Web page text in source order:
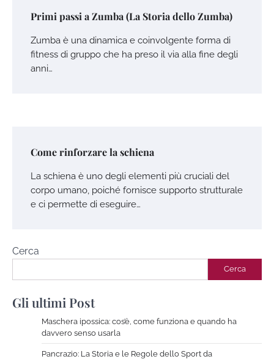
Primi passi a Zumba (La Storia dello Zumba)
Zumba è una dinamica e coinvolgente forma di
fitness di gruppo che ha preso il via alla fine degli
anni…
Come rinforzare la schiena
La schiena è uno degli elementi più cruciali del
corpo umano, poiché fornisce supporto strutturale
e ci permette di eseguire…
Cerca
Cerca
Gli ultimi Post
Maschera ipossica: cos’è, come funziona e quando ha
davvero senso usarla
Pancrazio: La Storia e le Regole dello Sport da